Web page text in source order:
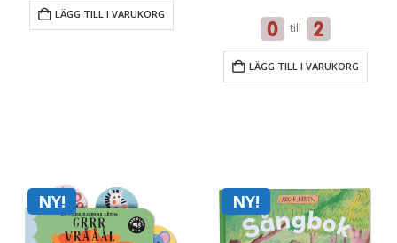
LÄGG TILL I VARUKORG
till
LÄGG TILL I VARUKORG
NY! NY!